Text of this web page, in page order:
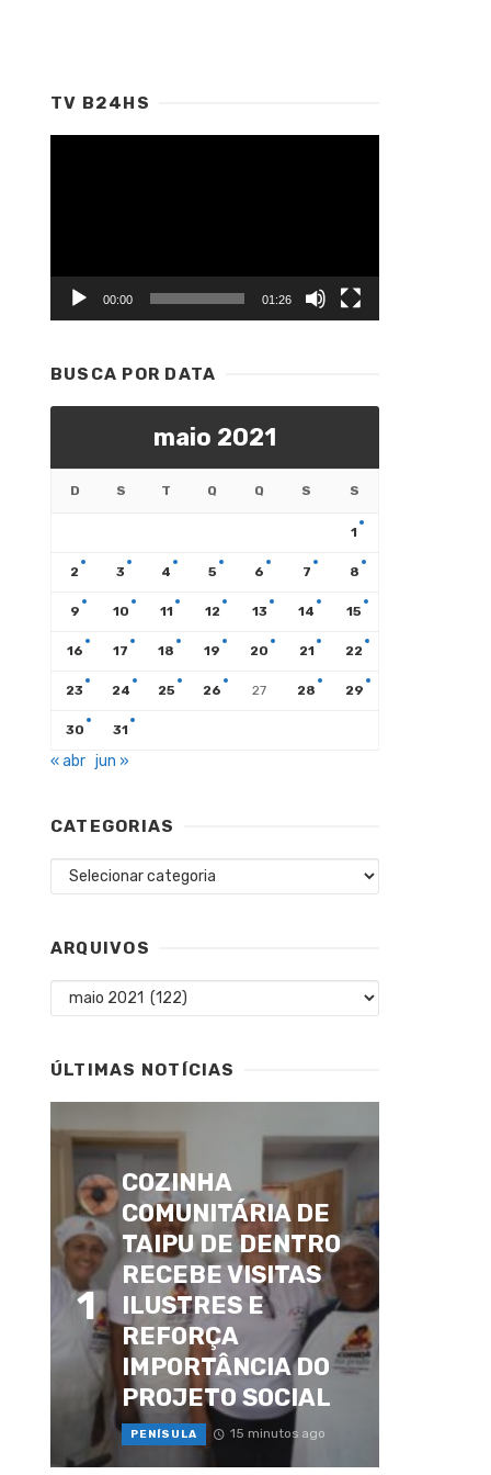
TV B24HS
00:00 01:26
BUSCA POR DATA
maio 2021
D S T Q Q S S
1
2 3 4 5 6 7 8
9 10 11 12 13 14 15
16 17 18 19 20 21 22
23 24 25 26 27 28 29
30 31
« abr jun »
CATEGORIAS
Categorias
ARQUIVOS
Arquivos
ÚLTIMAS NOTÍCIAS
1
COZINHA
COMUNITÁRIA DE
TAIPU DE DENTRO
RECEBE VISITAS
ILUSTRES E
REFORÇA
IMPORTÂNCIA DO
PROJETO SOCIAL
PENÍSULA 15 minutos ago